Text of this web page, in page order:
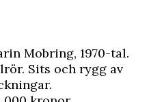
Mobring, 1970-tal.
Sits och rygg av